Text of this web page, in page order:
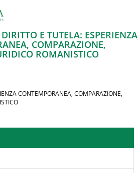
E TUTELA: ESPERIENZA
COMPARAZIONE,
ROMANISTICO
CONTEMPORANEA, COMPARAZIONE,